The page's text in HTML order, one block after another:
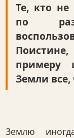
Те, кто
по
примеру
Земли все,
Землю